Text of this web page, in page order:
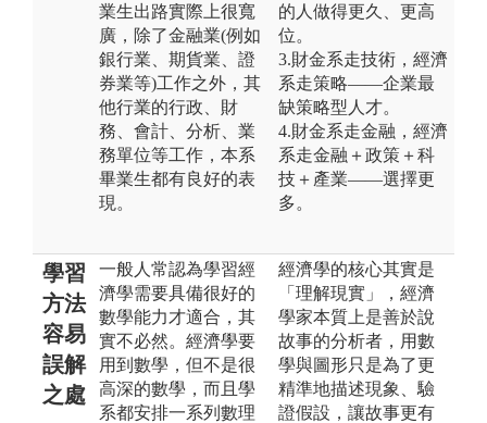
業生出路實際上很寬
廣，除了金融業(例如
銀行業、期貨業、證
券業等)工作之外，其
他行業的行政、財
務、會計、分析、業
務單位等工作，本系
畢業生都有良好的表
現。
的人做得更久、更高
位。
3.財金系走技術，經濟
系走策略——企業最
缺策略型人才。
4.財金系走金融，經濟
系走金融＋政策＋科
技＋產業——選擇更
多。
學習
方法
容易
誤解
之處
一般人常認為學習經
濟學需要具備很好的
數學能力才適合，其
實不必然。經濟學要
用到數學，但不是很
高深的數學，而且學
系都安排一系列數理
經濟學的核心其實是
「理解現實」，經濟
學家本質上是善於說
故事的分析者，用數
學與圖形只是為了更
精準地描述現象、驗
證假設，讓故事更有